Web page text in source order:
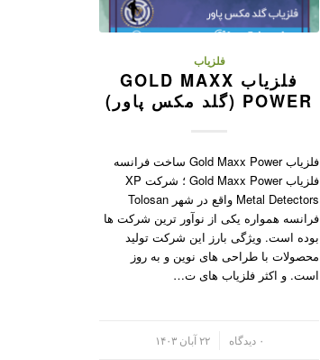
فلزیاب
فلزیاب GOLD MAXX
POWER (گلد مکس پاور)
فلزیاب Gold Maxx Power ساخت فرانسه
فلزیاب Gold Maxx Power ؛ شرکت XP
Metal Detectors واقع در شهر Tolosan
فرانسه همواره یکی از نوآور ترین شرکت ها
بوده است. ویژگی بارز این شرکت تولید
محصولات با طراحی های نوین و به روز
است. و اکثر فلزیاب های ت…
۰ دیدگاه ۲۲ آبان ۱۴۰۳